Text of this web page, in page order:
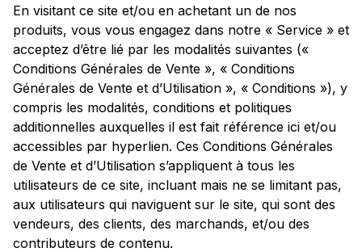
En visitant ce site et/ou en achetant un de nos
produits, vous vous engagez dans notre « Service » et
acceptez d’être lié par les modalités suivantes («
Conditions Générales de Vente », « Conditions
Générales de Vente et d’Utilisation », « Conditions »), y
compris les modalités, conditions et politiques
additionnelles auxquelles il est fait référence ici et/ou
accessibles par hyperlien. Ces Conditions Générales
de Vente et d’Utilisation s’appliquent à tous les
utilisateurs de ce site, incluant mais ne se limitant pas,
aux utilisateurs qui naviguent sur le site, qui sont des
vendeurs, des clients, des marchands, et/ou des
contributeurs de contenu.